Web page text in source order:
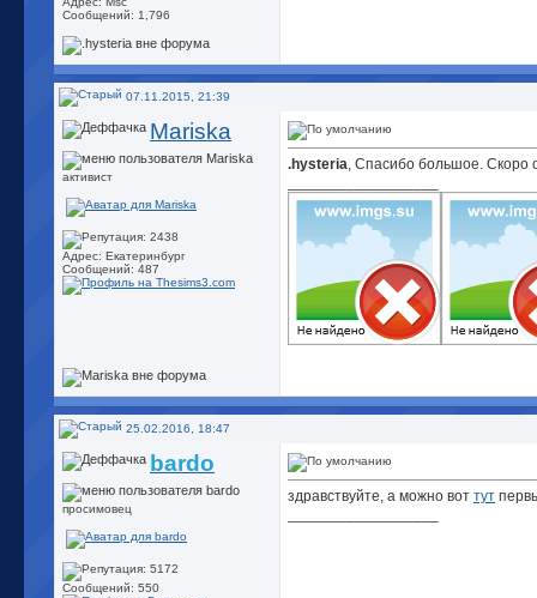
Сообщений: 1,796
07.11.2015, 21:39
Mariska
активист
Адрес: Екатеринбург
Сообщений: 487
.hysteria, Спасибо большое. Скоро
25.02.2016, 18:47
bardo
просимовец
Сообщений: 550
здравствуйте, а можно вот тут